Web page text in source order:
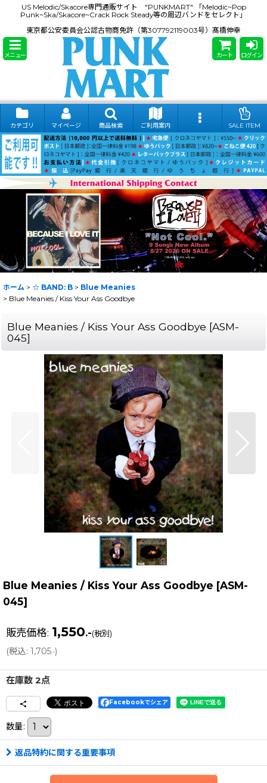
US Melodic/Skacore専門通販サイト "PUNKMART" 「Melodic~Pop
Punk~Ska/Skacore~Crack Rock Steady等の周辺バンドをセレクト」
東京都公安委員会公認古物商免許（第307792119003号）髙橋伸幸
メニュー カート ログイン
カテゴリ マイページ 商品検索 ご利用案内 SALE ITEM
ホーム > ☆ BAND: B > Blue Meanies
> Blue Meanies / Kiss Your Ass Goodbye
Blue Meanies / Kiss Your Ass Goodbye [ASM-
045]
Blue Meanies / Kiss Your Ass Goodbye [ASM-
045]
販売価格: 1,550.-(税別)
(税込: 1,705.-)
在庫数 2点
Facebookでシェア
数量:
返品特約に関する重要事項